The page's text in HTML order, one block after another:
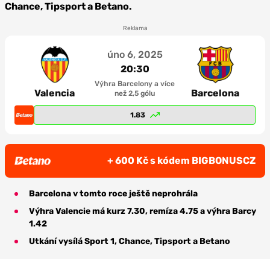
Chance, Tipsport a Betano.
Reklama
Valencia
úno 6, 2025
20:30
Výhra Barcelony a více
než 2,5 gólu
Barcelona
1.83
+ 600 Kč s kódem BIGBONUSCZ
Barcelona v tomto roce ještě neprohrála
Výhra Valencie má kurz 7.30, remíza 4.75 a výhra Barcy
1.42
Utkání vysílá Sport 1, Chance, Tipsport a Betano